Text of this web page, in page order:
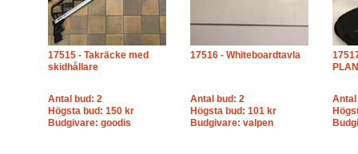
17515 - Takräcke med
skidhållare
Antal bud: 2
Högsta bud: 150 kr
Budgivare: goodis
17516 - Whiteboardtavla
Antal bud: 2
Högsta bud: 101 kr
Budgivare: valpen
Antal